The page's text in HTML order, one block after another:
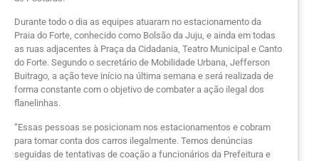
Durante todo o dia as equipes atuaram no estacionamento da
Praia do Forte, conhecido como Bolsão da Juju, e ainda em todas
as ruas adjacentes à Praça da Cidadania, Teatro Municipal e Canto
do Forte. Segundo o secretário de Mobilidade Urbana, Jefferson
Buitrago, a ação teve início na última semana e será realizada de
forma constante com o objetivo de combater a ação ilegal dos
flanelinhas.
“Essas pessoas se posicionam nos estacionamentos e cobram
para tomar conta dos carros ilegalmente. Temos denúncias
seguidas de tentativas de coação a funcionários da Prefeitura e